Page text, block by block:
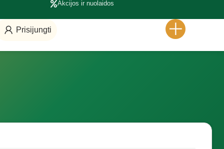
Akcijos ir nuolaidos
Prisijungti